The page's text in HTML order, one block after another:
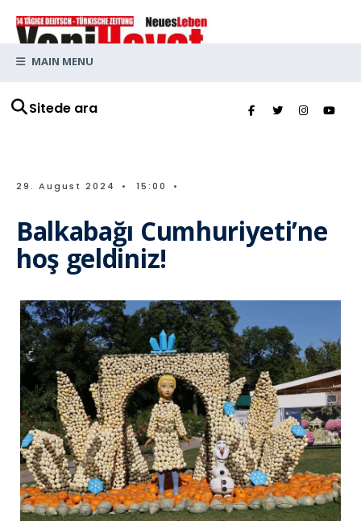
Sitede ara
MAIN MENU
29. August 2024 • 15:00 •
Balkabağı Cumhuriyeti’ne
hoş geldiniz!